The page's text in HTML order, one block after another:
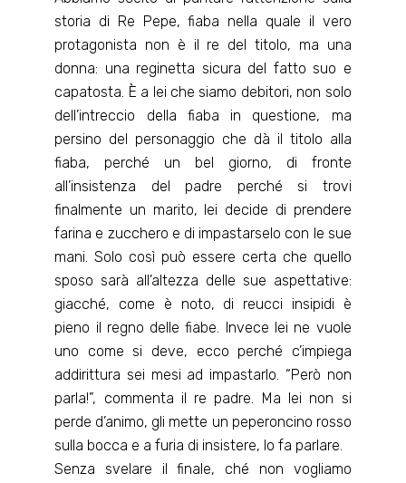
storia di Re Pepe, fiaba nella quale il vero
protagonista non è il re del titolo, ma una
donna: una reginetta sicura del fatto suo e
capatosta. È a lei che siamo debitori, non solo
dell’intreccio della fiaba in questione, ma
persino del personaggio che dà il titolo alla
fiaba, perché un bel giorno, di fronte
all’insistenza del padre perché si trovi
finalmente un marito, lei decide di prendere
farina e zucchero e di impastarselo con le sue
mani. Solo così può essere certa che quello
sposo sarà all’altezza delle sue aspettative:
giacché, come è noto, di reucci insipidi è
pieno il regno delle fiabe. Invece lei ne vuole
uno come si deve, ecco perché c’impiega
addirittura sei mesi ad impastarlo. “Però non
parla!”, commenta il re padre. Ma lei non si
perde d’animo, gli mette un peperoncino rosso
sulla bocca e a furia di insistere, lo fa parlare.
Senza svelare il finale, ché non vogliamo